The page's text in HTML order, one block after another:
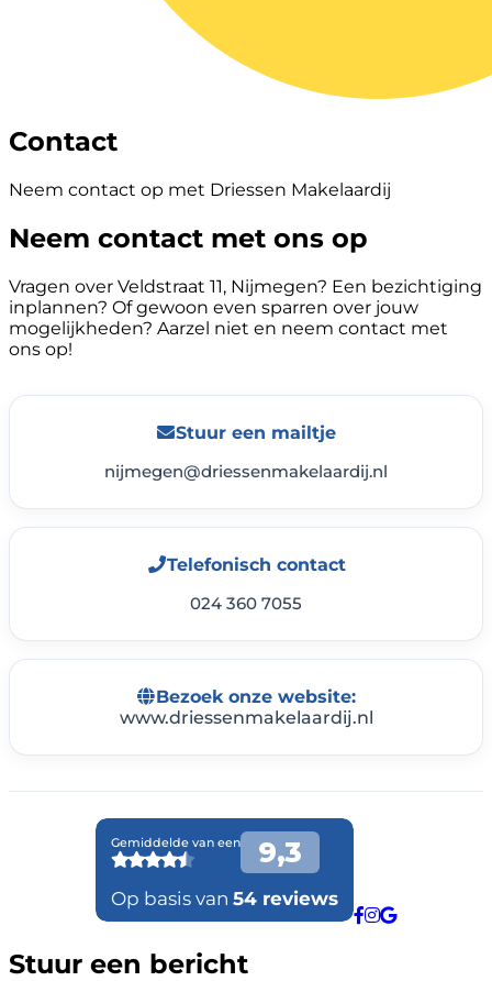
Contact
Neem contact op met Driessen Makelaardij
Neem contact met ons op
Vragen over Veldstraat 11, Nijmegen? Een bezichtiging
inplannen? Of gewoon even sparren over jouw
mogelijkheden? Aarzel niet en neem contact met
ons op!
Stuur een mailtje
nijmegen@driessenmakelaardij.nl
Telefonisch contact
024 360 7055
Bezoek onze website:
www.driessenmakelaardij.nl
Stuur een bericht